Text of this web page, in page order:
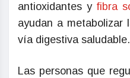
antioxidantes y fibra
ayudan a metabolizar
vía digestiva saludable.
Las personas que